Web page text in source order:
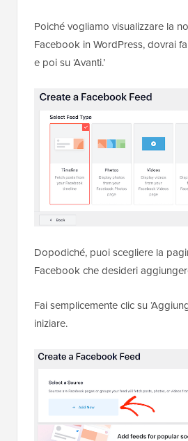
Poiché vogliamo visualizzare la
Facebook in WordPress, dovrai
e poi su ‘Avanti.’
Dopodiché, puoi scegliere la
Facebook che desideri
Fai semplicemente clic su
iniziare.